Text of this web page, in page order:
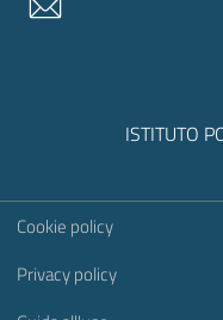
ISTITUTO
Sezione Link
Cookie policy
Privacy policy